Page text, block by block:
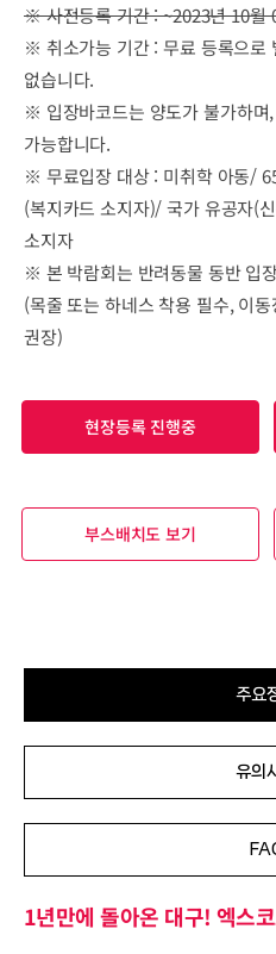
※ 사전등록 기간 : ~2023년 10월
※ 취소가능 기간 : 무료 등록으로
없습니다.
※ 입장바코드는 양도가 불가하며
가능합니다.
※ 무료입장 대상 : 미취학 아동/
(복지카드 소지자)/ 국가 유공자(
소지자
※ 본 박람회는 반려동물 동반 입
(목줄 또는 하네스 착용 필수, 이
권장)
현장등록 진행중
부스배치도 보기
주요
유의
1년만에 돌아온 대구! 엑스